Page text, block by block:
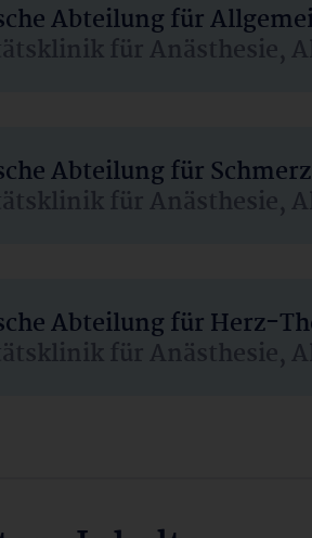
Abteilung für
für Anästhesie,
Abteilung für
für Anästhesie,
Abteilung für Herz-
für Anästhesie,